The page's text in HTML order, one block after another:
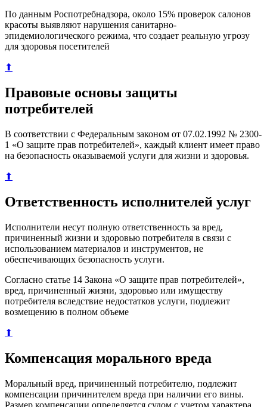
По данным Роспотребнадзора, около 15% проверок салонов
красоты выявляют нарушения санитарно-
эпидемиологического режима, что создает реальную угрозу
для здоровья посетителей
⬆
Правовые основы защиты
потребителей
В соответствии с Федеральным законом от 07.02.1992 № 2300-
1 «О защите прав потребителей», каждый клиент имеет право
на безопасность оказываемой услуги для жизни и здоровья.
⬆
Ответственность исполнителей услуг
Исполнители несут полную ответственность за вред,
причиненный жизни и здоровью потребителя в связи с
использованием материалов и инструментов, не
обеспечивающих безопасность услуги.
Согласно статье 14 Закона «О защите прав потребителей»,
вред, причиненный жизни, здоровью или имуществу
потребителя вследствие недостатков услуги, подлежит
возмещению в полном объеме
⬆
Компенсация морального вреда
Моральный вред, причиненный потребителю, подлежит
компенсации причинителем вреда при наличии его вины.
Размер компенсации определяется судом с учетом характера